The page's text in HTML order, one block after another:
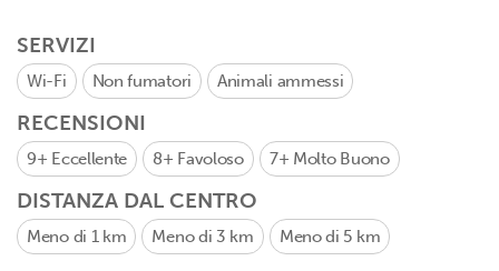
SERVIZI
Wi-Fi Non fumatori Animali ammessi
RECENSIONI
9+ Eccellente 8+ Favoloso 7+ Molto Buono
DISTANZA DAL CENTRO
Meno di 1 km Meno di 3 km Meno di 5 km